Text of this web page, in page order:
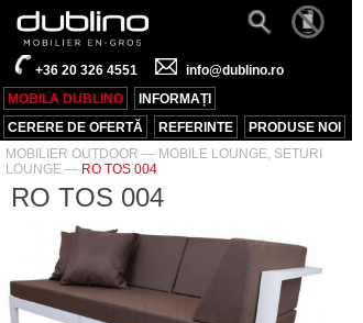
+36 20 326 4551
info@dublino.ro
MOBILA DUBLINO
INFORMAȚI
CERERE DE OFERTĂ
REFERINTE
PRODUSE NOI
MOBILIER OUTDOOR — MOBILE LOUNGE, SETURI
LOUNGE — RO TOS 004
RO TOS 004